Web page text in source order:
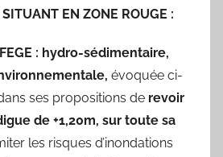
EN ZONE ROUGE :
: hydro-sédimentaire,
évoquée ci-
ses propositions de revoir
de +1,20m, sur toute sa
les risques d’inondations